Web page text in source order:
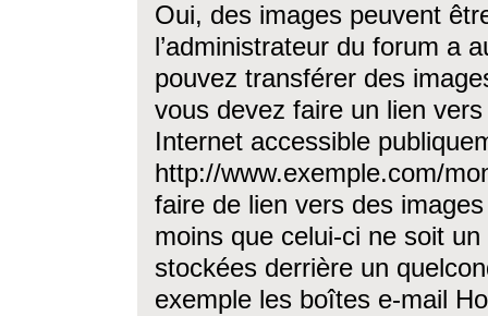
Oui, des images peuvent
l’administrateur du forum a
pouvez transférer des
vous devez faire un lien
Internet accessible
http://www.exemple.com/
faire de lien vers des
moins que celui-ci ne soit
stockées derrière un
exemple les boîtes e-mail